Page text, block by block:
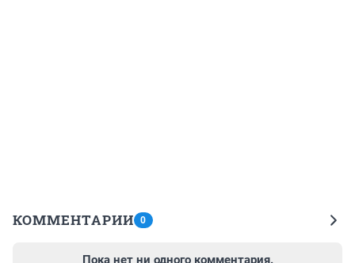
КОММЕНТАРИИ 0
Пока нет ни одного комментария.